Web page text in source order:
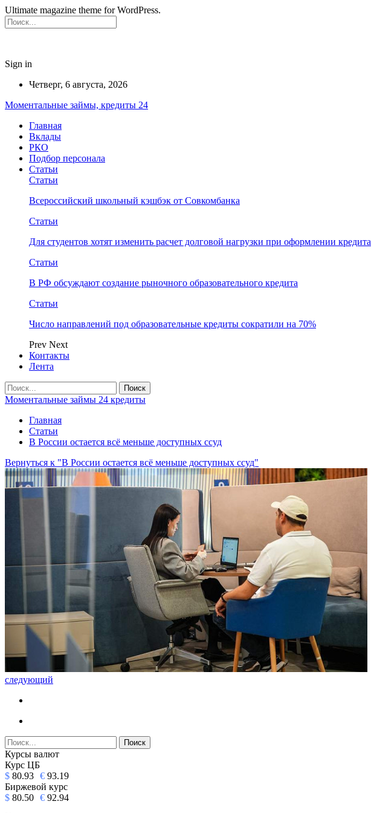
Ultimate magazine theme for WordPress.
Sign in
Четверг, 6 августа, 2026
Моментальные займы, кредиты 24
Главная
Вклады
РКО
Подбор персонала
Статьи
Статьи
Всероссийский школьный кэшбэк от Совкомбанка
Статьи
Для студентов хотят изменить расчет долговой нагрузки при оформлении кредита
Статьи
В РФ обсуждают создание рыночного образовательного кредита
Статьи
Число направлений под образовательные кредиты сократили на 70%
Prev Next
Контакты
Лента
Моментальные займы 24 кредиты
Главная
Статьи
В России остается всё меньше доступных ссуд
Вернуться к "В России остается всё меньше доступных ссуд"
следующий
Курсы валют
Курс ЦБ
$ 80.93 € 93.19
Биржевой курс
$ 80.50 € 92.94